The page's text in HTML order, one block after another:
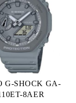
G-SHOCK GA-
8AER